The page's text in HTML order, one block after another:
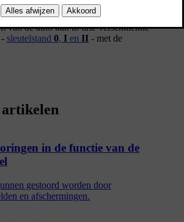
van de auto kan in drie verschillende
sleutelstand 0, I en II - met de
in de functie van de
gestoord worden door
en afschermingen.